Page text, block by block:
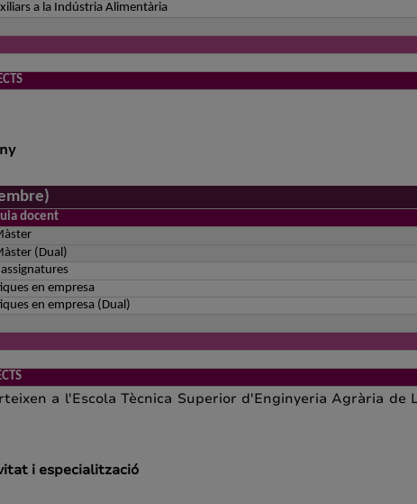
a la Indústria Alimentària
docent
(Dual)
en empresa
en empresa (Dual)
a l'Escola Tècnica Superior d'Enginyeria Agrària
i especialització